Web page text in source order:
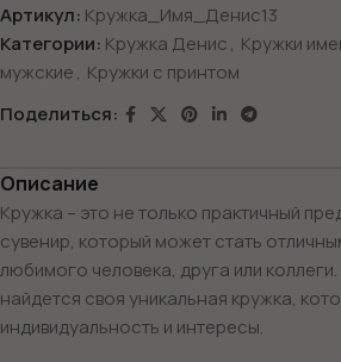
Артикул: Кружка_Имя_Денис13
Категории: Кружка Денис, Кружки
мужские, Кружки с принтом
Поделиться:
Описание
Кружка – это не только практичный
сувенир, который может стать
любимого человека, друга или
найдется своя уникальная кружка,
индивидуальность и интересы.